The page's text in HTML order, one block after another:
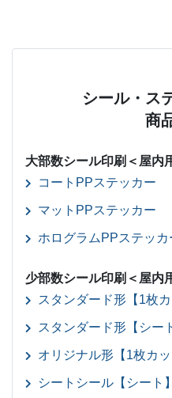
シール・ス
商
大部数シール印刷＜屋内
コートPPステッカー
マットPPステッカー
ホログラムPPステッカ
少部数シール印刷＜屋内
スタンダード形【1枚カ
スタンダード形【シー
オリジナル形【1枚カッ
シートシール【シート】